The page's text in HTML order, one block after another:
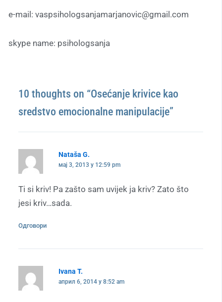
e-mail: vaspsihologsanjamarjanovic@gmail.com
skype name: psihologsanja
10 thoughts on “Osećanje krivice kao
sredstvo emocionalne manipulacije”
Nataša G.
мај 3, 2013 у 12:59 pm
Ti si kriv! Pa zašto sam uvijek ja kriv? Zato što
jesi kriv…sada.
Одговори
Ivana T.
април 6, 2014 у 8:52 am